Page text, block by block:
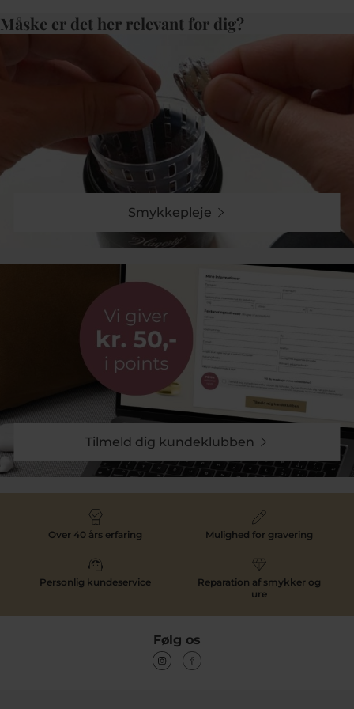
Måske er det her relevant for dig?
Smykkepleje
Tilmeld dig kundeklubben
Over 40 års erfaring Mulighed for gravering
Personlig kundeservice
Reparation af smykker og
ure
Følg os